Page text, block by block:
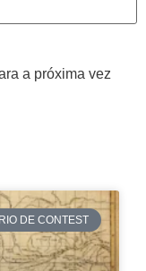
a próxima vez
DE CONTEST